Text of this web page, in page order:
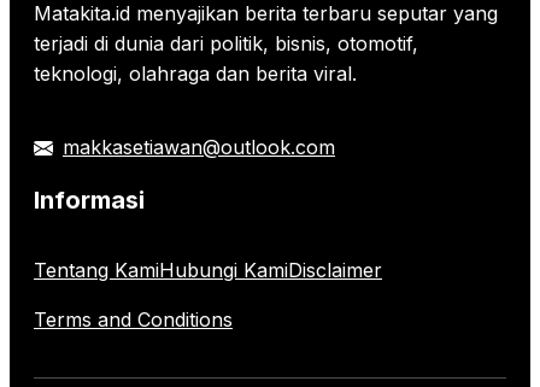
Matakita.id menyajikan berita terbaru seputar yang
terjadi di dunia dari politik, bisnis, otomotif,
teknologi, olahraga dan berita viral.
makkasetiawan@outlook.com
Informasi
Tentang KamiHubungi KamiDisclaimer
Terms and Conditions